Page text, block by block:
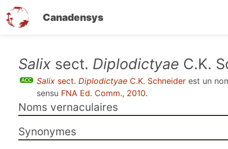
Canadensys
contenu
Salix sect. Diplodictyae C.K.
Salix sect. Diplodictyae C.K. Schneider est un
sensu FNA Ed. Comm., 2010.
Noms vernaculaires
Synonymes